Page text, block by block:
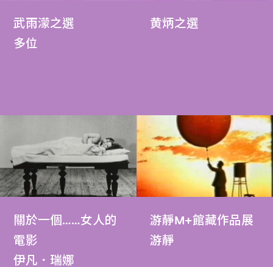
武雨濛之選
多位
黄炳之選
關於一個……女人的
電影
伊凡．瑞娜
游靜M+館藏作品展
游靜